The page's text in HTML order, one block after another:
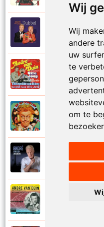
Wij
Wij
andere
uw
te
om te
Andre Van Duin
Schijt maar in
Andre Van Duin
Schrijf naar ome
Andre Van Duin
Stil in de stad